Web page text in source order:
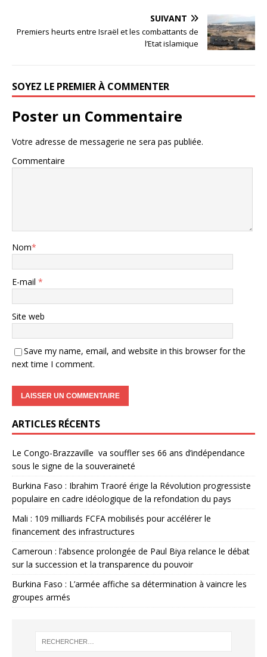
SUIVANT
Premiers heurts entre Israël et les combattants de
l’Etat islamique
SOYEZ LE PREMIER À COMMENTER
Poster un Commentaire
Votre adresse de messagerie ne sera pas publiée.
Commentaire
Nom*
E-mail *
Site web
Save my name, email, and website in this browser for the
next time I comment.
ARTICLES RÉCENTS
Le Congo-Brazzaville va souffler ses 66 ans d’indépendance
sous le signe de la souveraineté
Burkina Faso : Ibrahim Traoré érige la Révolution progressiste
populaire en cadre idéologique de la refondation du pays
Mali : 109 milliards FCFA mobilisés pour accélérer le
financement des infrastructures
Cameroun : l’absence prolongée de Paul Biya relance le débat
sur la succession et la transparence du pouvoir
Burkina Faso : L’armée affiche sa détermination à vaincre les
groupes armés